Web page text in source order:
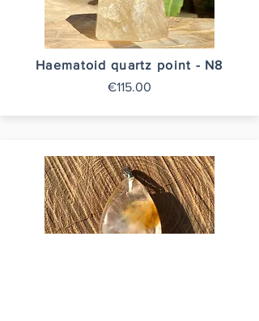
Haematoid quartz point - N8
€115.00